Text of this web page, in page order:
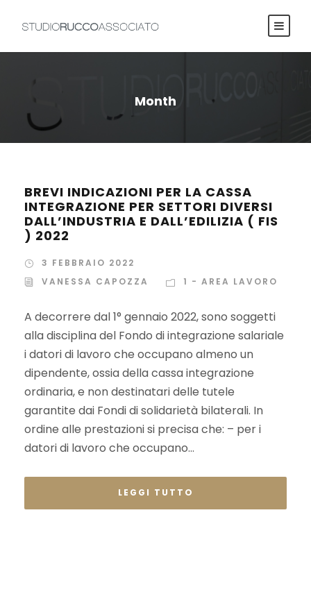
Month
BREVI INDICAZIONI PER LA CASSA
INTEGRAZIONE PER SETTORI DIVERSI
DALL’INDUSTRIA E DALL’EDILIZIA ( FIS
) 2022
3 FEBBRAIO 2022
VANESSA CAPOZZA
1 - AREA LAVORO
A decorrere dal 1° gennaio 2022, sono soggetti
alla disciplina del Fondo di integrazione salariale
i datori di lavoro che occupano almeno un
dipendente, ossia della cassa integrazione
ordinaria, e non destinatari delle tutele
garantite dai Fondi di solidarietà bilaterali. In
ordine alle prestazioni si precisa che: – per i
datori di lavoro che occupano...
LEGGI TUTTO